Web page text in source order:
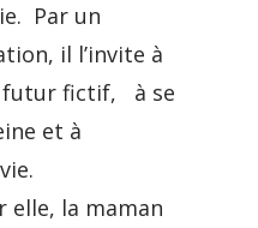
Par un
il l’invite à
futur fictif, à se
et à
elle, la maman